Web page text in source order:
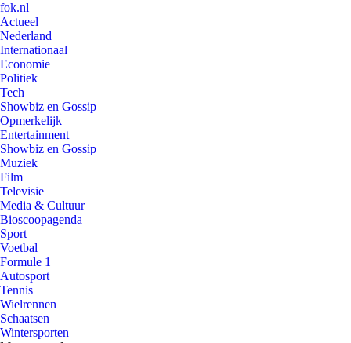
fok.nl
Actueel
Nederland
Internationaal
Economie
Politiek
Tech
Showbiz en Gossip
Opmerkelijk
Entertainment
Showbiz en Gossip
Muziek
Film
Televisie
Media & Cultuur
Bioscoopagenda
Sport
Voetbal
Formule 1
Autosport
Tennis
Wielrennen
Schaatsen
Wintersporten